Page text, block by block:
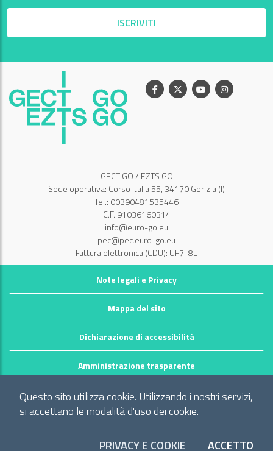
Questo sito utilizza cookie. Utilizzando i nostri servizi,
si accettano le modalità d'uso dei cookie.
PRIVACY E COOKIE ACCETTO
ISCRIVITI
Facebook
X YoutubeInstagram
GECT GO / EZTS GO
Sede operativa: Corso Italia 55, 34170 Gorizia (I)
Tel.: 00390481535446
C.F. 91036160314
info@euro-go.eu
pec@pec.euro-go.eu
Fattura elettronica (CDU): UF7T8L
Note legali e Privacy
Mappa del sito
Dichiarazione di accessibilità
Amministrazione trasparente
©2026 GECT GO / EZTS GO
Realizzato da infoFactory Web Agency.
"Territorio dei comuni: Comune di Gorizia (I), Mestna občina Nova